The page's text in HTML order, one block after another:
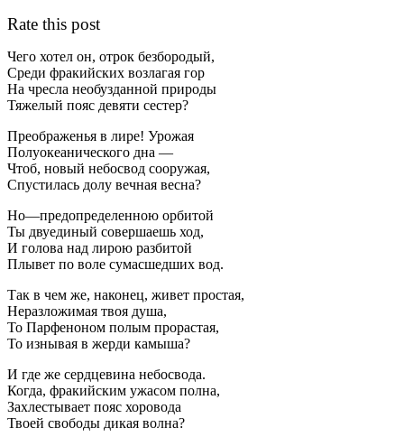
Rate this post
Чего хотел он, отрок безбородый,
Среди фракийских возлагая гор
На чресла необузданной природы
Тяжелый пояс девяти сестер?
Преображенья в лире! Урожая
Полуокеанического дна —
Чтоб, новый небосвод сооружая,
Спустилась долу вечная весна?
Но—предопределенною орбитой
Ты двуединый совершаешь ход,
И голова над лирою разбитой
Плывет по воле сумасшедших вод.
Так в чем же, наконец, живет простая,
Неразложимая твоя душа,
То Парфеноном полым прорастая,
То изнывая в жерди камыша?
И где же сердцевина небосвода.
Когда, фракийским ужасом полна,
Захлестывает пояс хоровода
Твоей свободы дикая волна?